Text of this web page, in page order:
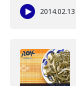
2014.02.13